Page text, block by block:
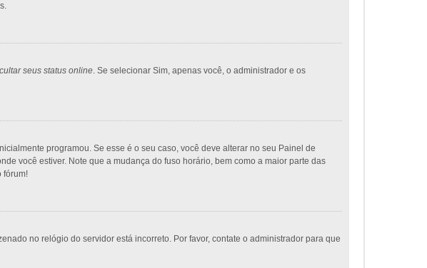
seus status online. Se selecionar Sim, apenas você, o administrador e os
programou. Se esse é o seu caso, você deve alterar no seu Painel de
você estiver. Note que a mudança do fuso horário, bem como a maior parte das
fórum!
no relógio do servidor está incorreto. Por favor, contate o administrador para que